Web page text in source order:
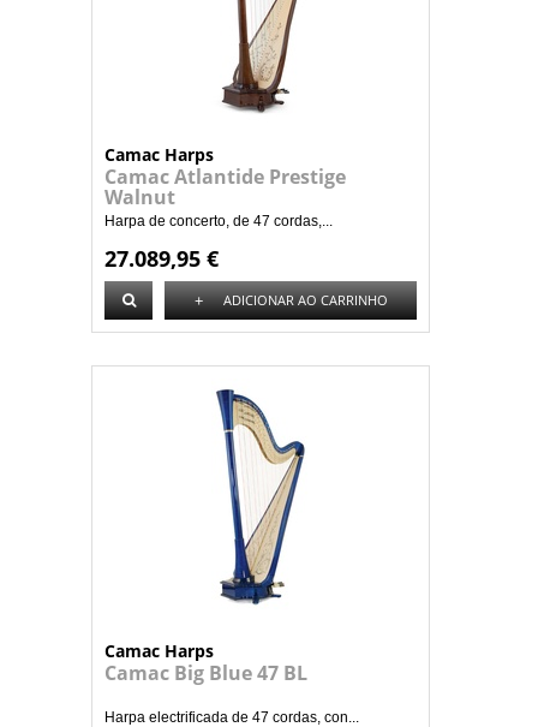
Camac Harps
Camac Atlantide Prestige
Walnut
Harpa de concerto, de 47 cordas,...
27.089,95 €
+ ADICIONAR AO CARRINHO
Camac Harps
Camac Big Blue 47 BL
Harpa electrificada de 47 cordas, con...